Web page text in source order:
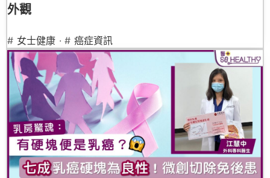
外觀
# 女士健康 · # 癌症資訊